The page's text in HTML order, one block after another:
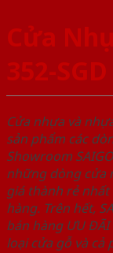
Cửa
352-SGD
Cửa nhựa và
sản phẩm các
Showroom
những dòng cửa
giá thành rẻ
hàng. Trên hết,
bán hàng ƯU ĐÃI
loại cửa gỗ và cả